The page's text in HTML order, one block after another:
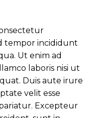
tempor incididunt
Ut enim ad
laboris nisi ut
Duis aute irure
velit esse
Excepteur